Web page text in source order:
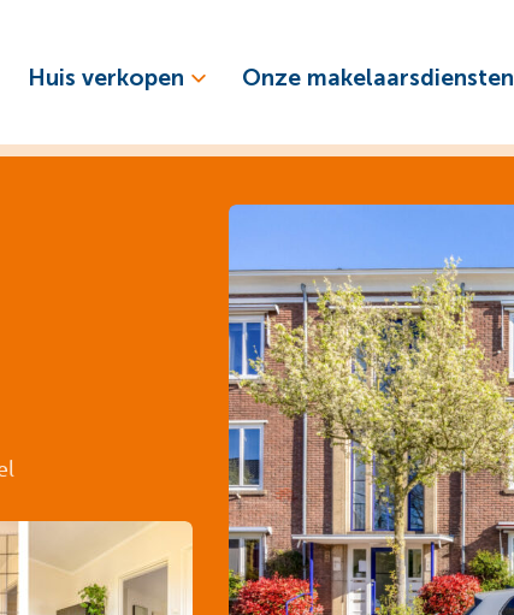
Huis verkopen Onze makelaarsdiensten